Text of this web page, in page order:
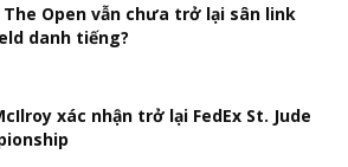
The Open vẫn chưa trở lại sân link
danh tiếng?
xác nhận trở lại FedEx St. Jude